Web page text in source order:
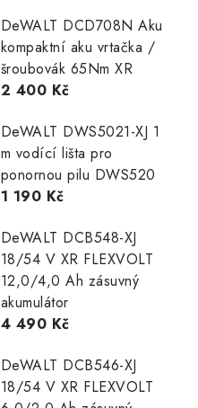
DeWALT DCD708N Aku
kompaktní aku vrtačka /
šroubovák 65Nm XR
2 400 Kč
DeWALT DWS5021-XJ 1
m vodící lišta pro
ponornou pilu DWS520
1 190 Kč
DeWALT DCB548-XJ
18/54 V XR FLEXVOLT
12,0/4,0 Ah zásuvný
akumulátor
4 490 Kč
DeWALT DCB546-XJ
18/54 V XR FLEXVOLT